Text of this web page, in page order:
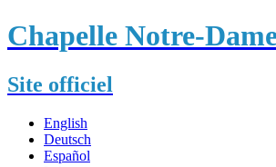
Chapelle Notre-
Site officiel
English
Deutsch
Español